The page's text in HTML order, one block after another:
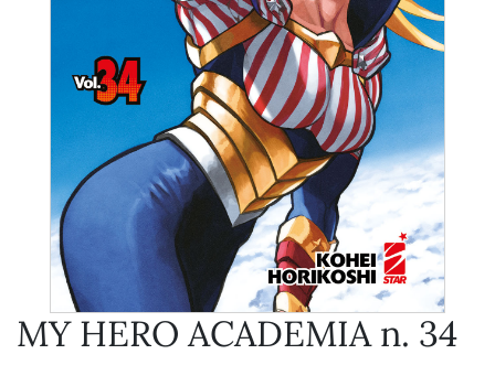
MY HERO ACADEMIA n. 34